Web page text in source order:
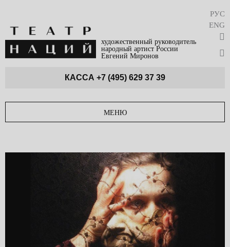
художественный руководитель
народный артист России
Евгений Миронов
РУС
ENG
КАССА +7 (495) 629 37 39
МЕНЮ